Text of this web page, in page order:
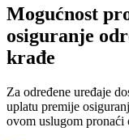
Mogućnost
osiguranje
krađe
Za određene uređaje
uplatu premije
ovom uslugom pronaći